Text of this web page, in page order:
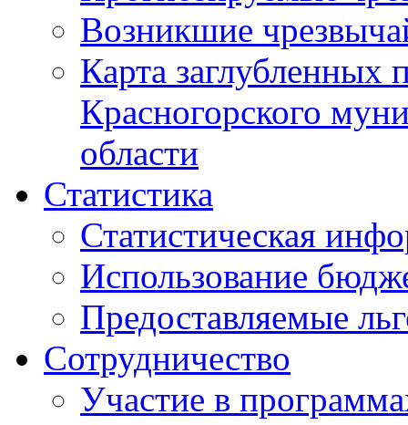
Возникшие
Карта
Красногорского
области
Статистика
Статистическая
Использование
Предоставляемые
Сотрудничество
Участие в